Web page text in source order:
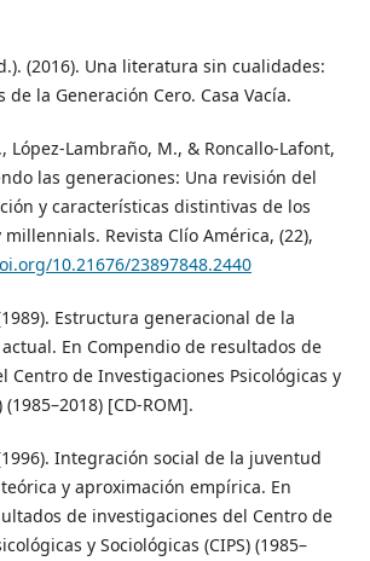
(2016). Una literatura sin cualidades:
de la Generación Cero. Casa Vacía.
López-Lambraño, M., & Roncallo-Lafont,
las generaciones: Una revisión del
y características distintivas de los
Revista Clío América, (22),
10.21676/23897848.2440
Estructura generacional de la
En Compendio de resultados de
Centro de Investigaciones Psicológicas y
(1985–2018) [CD-ROM].
Integración social de la juventud
y aproximación empírica. En
de investigaciones del Centro de
y Sociológicas (CIPS) (1985–